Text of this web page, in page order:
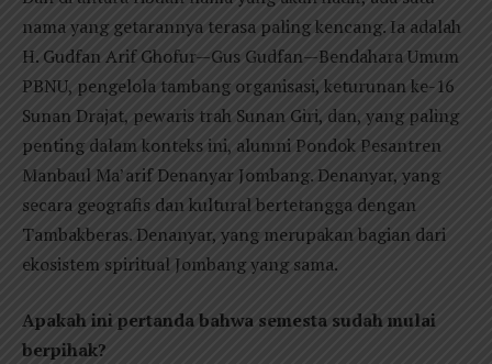
nama yang getarannya terasa paling kencang. Ia adalah
H. Gudfan Arif Ghofur—Gus Gudfan—Bendahara Umum
PBNU, pengelola tambang organisasi, keturunan ke-16
Sunan Drajat, pewaris trah Sunan Giri, dan, yang paling
penting dalam konteks ini, alumni Pondok Pesantren
Manbaul Ma’arif Denanyar Jombang. Denanyar, yang
secara geografis dan kultural bertetangga dengan
Tambakberas. Denanyar, yang merupakan bagian dari
ekosistem spiritual Jombang yang sama.
Apakah ini pertanda bahwa semesta sudah mulai
berpihak?